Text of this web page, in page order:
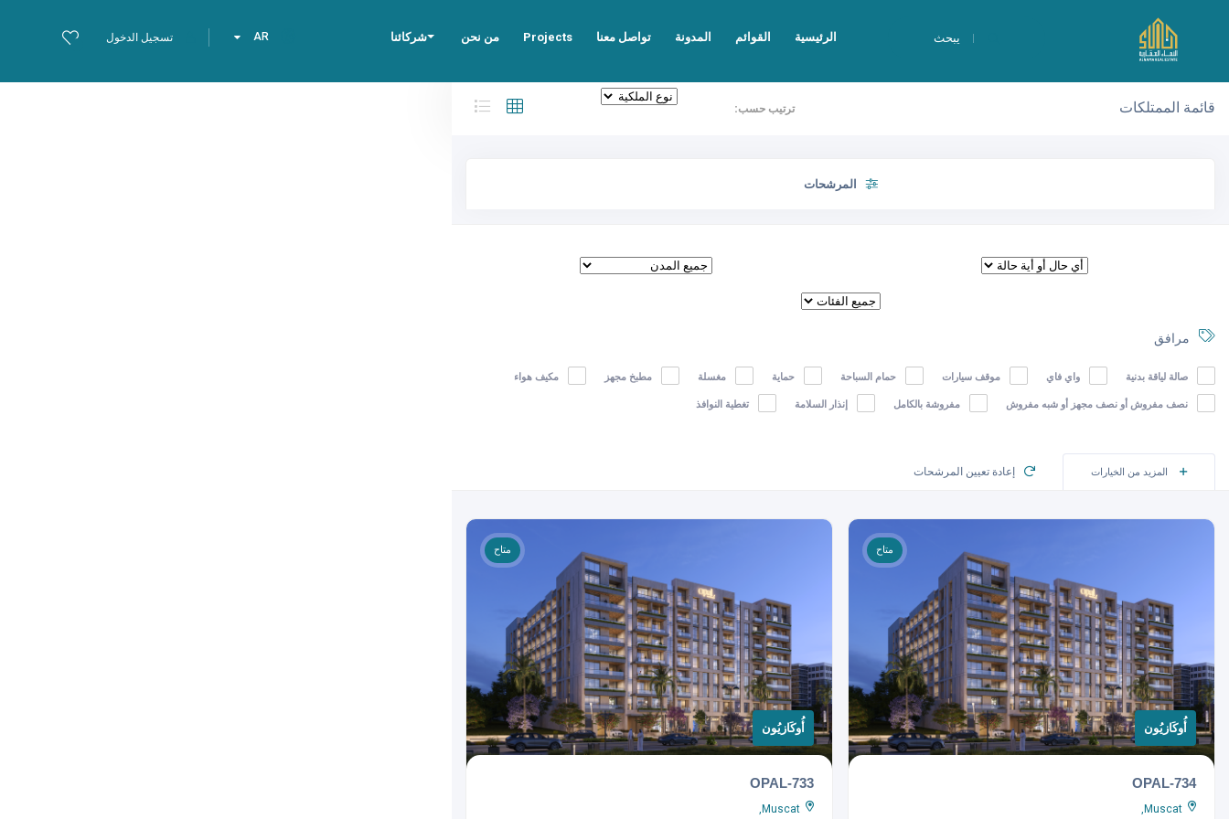
يبحث تسجيل الدخول AR الرئيسية القوائم المدونة تواصل معنا Projects من نحن شركائنا
قائمة الممتلكات ترتيب حسب:
المرشحات
مرافق
صالة لياقة بدنية واي فاي موقف سيارات حمام السباحة حماية مغسلة مطبخ مجهز مكيف هواء
نصف مفروش أو نصف مجهز أو شبه مفروش مفروشة بالكامل إنذار السلامة تغطية النوافذ
المزيد من الخيارات إعادة تعيين المرشحات
متاح
أُوكَازيُون
OPAL-734
Muscat,
متاح
أُوكَازيُون
OPAL-733
Muscat,